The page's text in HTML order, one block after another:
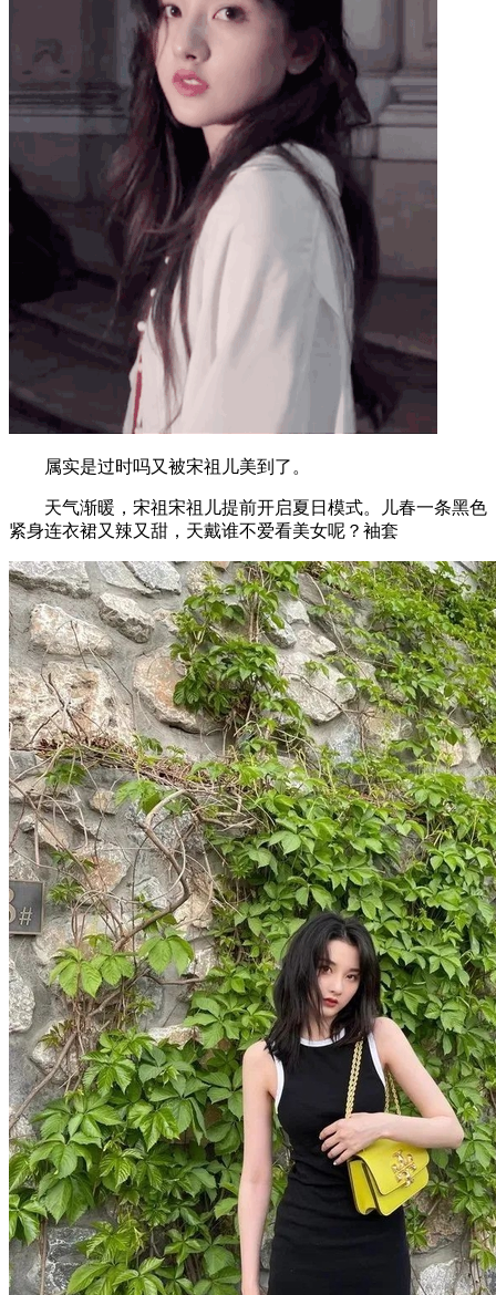
属实是过时吗又被宋祖儿美到了。
天气渐暖，宋祖宋祖儿提前开启夏日模式。儿春一条黑色
紧身连衣裙又辣又甜，天戴谁不爱看美女呢？袖套